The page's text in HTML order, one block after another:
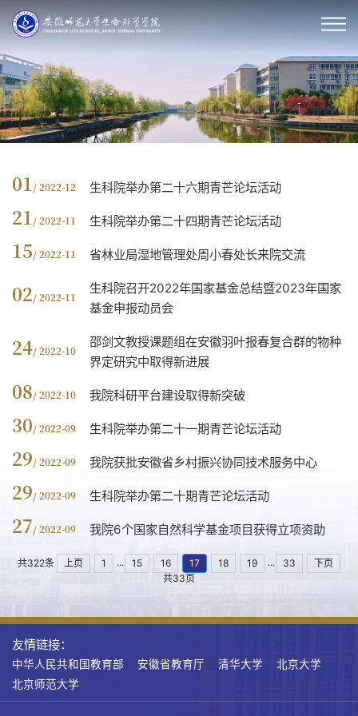
01 / 2022-12 生科院举办第二十六期青芒论坛活动
21 / 2022-11 生科院举办第二十四期青芒论坛活动
15/ 2022-11 省林业局湿地管理处周小春处长来院交流
02/ 2022-11
生科院召开2022年国家基金总结暨2023年国家
基金申报动员会
24/ 2022-10
邵剑文教授课题组在安徽羽叶报春复合群的物种
界定研究中取得新进展
08/ 2022-10 我院科研平台建设取得新突破
30/ 2022-09 生科院举办第二十一期青芒论坛活动
29/ 2022-09 我院获批安徽省乡村振兴协同技术服务中心
29/ 2022-09 生科院举办第二十期青芒论坛活动
27/ 2022-09 我院6个国家自然科学基金项目获得立项资助
共322条 上页 1 ... 15 16 17 18 19 ... 33
下页
共33页
友情链接：
中华人民共和国教育部 安徽省教育厅 清华大学
北京大学
北京师范大学